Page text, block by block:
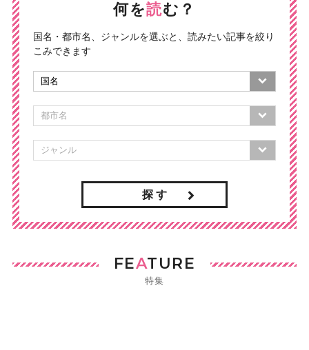
何を読む？
国名・都市名、ジャンルを選ぶと、読みたい記事を絞り
こみできます
探 す
FEATURE
特集